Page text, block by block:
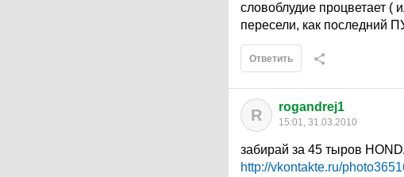
словоблудие процветает (
пересели, как последний
Ответить
R rogandrej1
15:01, 31.03.2010
забирай за 45 тыров
http://vkontakte.ru/